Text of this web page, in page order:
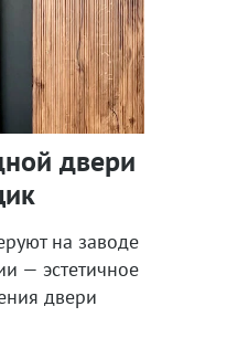
двери
на заводе
— эстетичное
двери